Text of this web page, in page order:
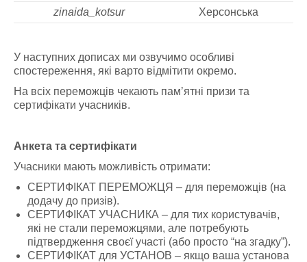
zinaida_kotsur
Херсонська
У наступних дописах ми озвучимо особливі
спостереження, які варто відмітити окремо.
На всіх переможців чекають памʼятні призи та
сертифікати учасників.
Анкета та сертифікати
Учасники мають можливість отримати:
СЕРТИФІКАТ ПЕРЕМОЖЦЯ – для переможців (на
додачу до призів).
СЕРТИФІКАТ УЧАСНИКА – для тих користувачів,
які не стали переможцями, але потребують
підтвердження своєї участі (або просто “на згадку”).
СЕРТИФІКАТ для УСТАНОВ – якщо ваша установа